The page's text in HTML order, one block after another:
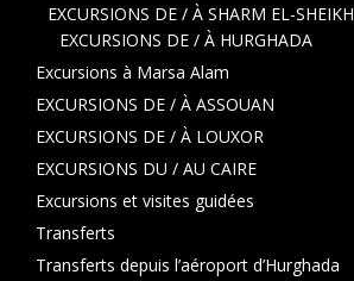
EXCURSIONS DE / À SHARM EL-SHEIKH
EXCURSIONS DE / À HURGHADA
Excursions à Marsa Alam
EXCURSIONS DE / À ASSOUAN
EXCURSIONS DE / À LOUXOR
EXCURSIONS DU / AU CAIRE
Excursions et visites guidées
Transferts
Transferts depuis l’aéroport d’Hurghada